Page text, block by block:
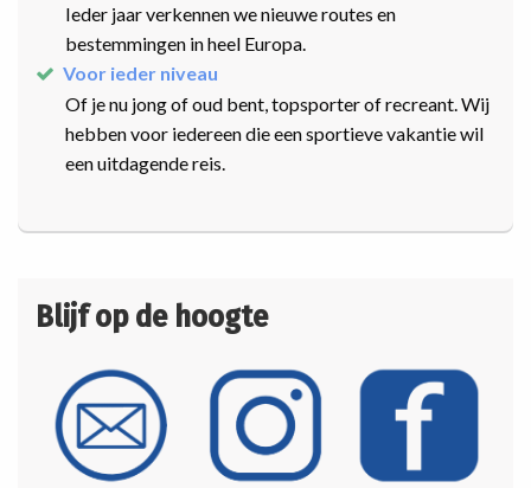
Ieder jaar verkennen we nieuwe routes en
bestemmingen in heel Europa.
Voor ieder niveau
Of je nu jong of oud bent, topsporter of recreant. Wij
hebben voor iedereen die een sportieve vakantie wil
een uitdagende reis.
Blijf op de hoogte